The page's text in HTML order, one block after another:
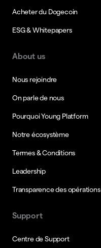
Acheter du Dogecoin
ESG & Whitepapers
About us
Nous rejoindre
On parle de nous
Pourquoi Young Platform
Notre écosystème
Termes & Conditions
Leadership
Transparence des opérations
Support
Centre de Support